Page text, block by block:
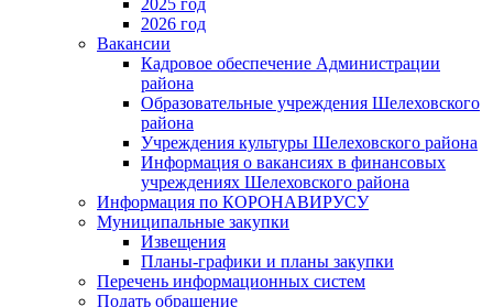
2026 год
Вакансии
Кадровое обеспечение Администрации
района
Образовательные учреждения Шелеховского
района
Учреждения культуры Шелеховского района
Информация о вакансиях в финансовых
учреждениях Шелеховского района
Информация по КОРОНАВИРУСУ
Муниципальные закупки
Извещения
Планы-графики и планы закупки
Перечень информационных систем
Подать обращение